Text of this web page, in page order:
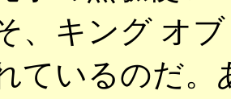
、キング オ
ているのだ。